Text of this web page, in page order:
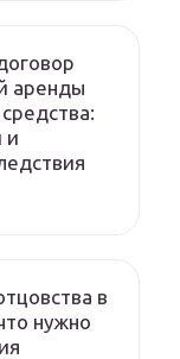
аренды
и
в
нужно